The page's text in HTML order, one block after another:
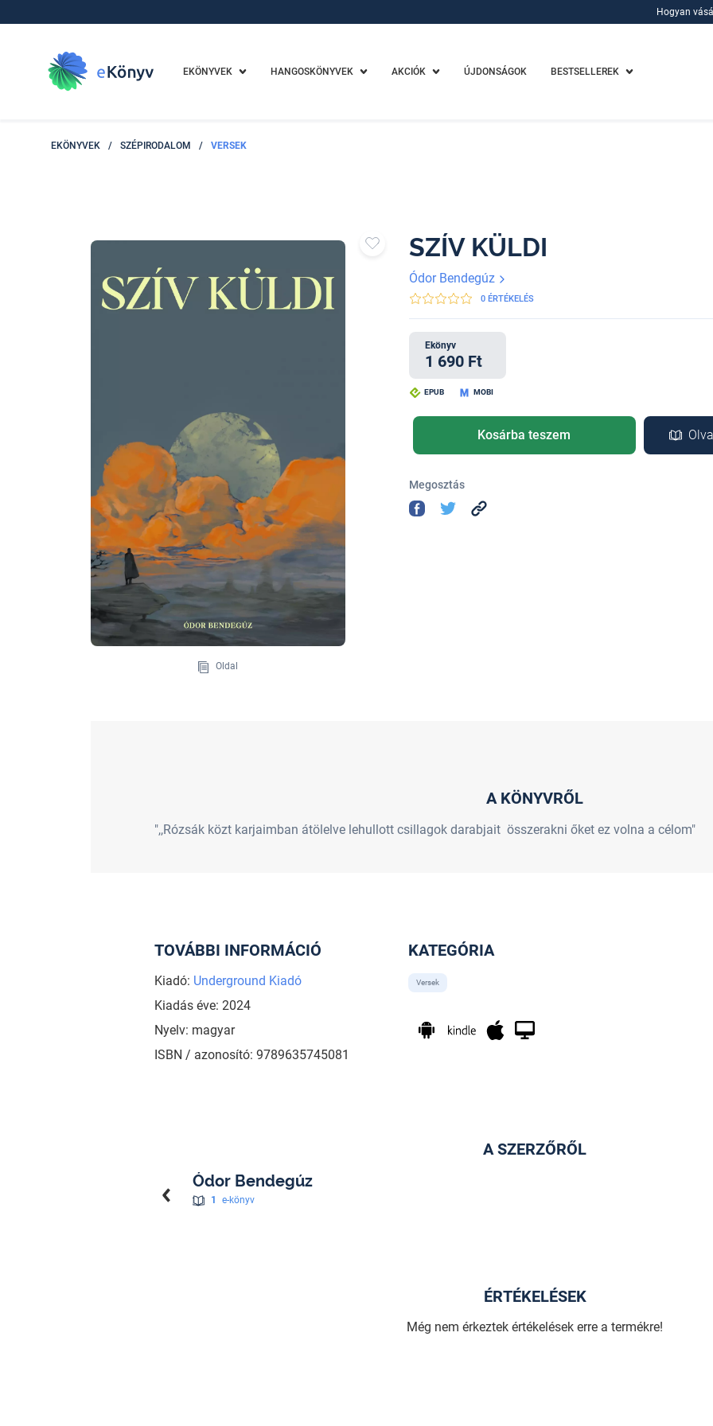
Hogyan
EKÖNYVEK HANGOSKÖNYVEK AKCIÓK ÚJDONSÁGOK BESTSELLEREK
EKÖNYVEK / SZÉPIRODALOM / VERSEK
Oldal
SZÍV KÜLDI
Ódor Bendegúz
0 ÉRTÉKELÉS
Ekönyv
1 690 Ft
EPUB MOBI
Kosárba teszem
Megosztás
A KÖNYVRŐL
",,Rózsák közt karjaimban átölelve lehullott csillagok darabjait összerakni őket ez volna a célom"
TOVÁBBI INFORMÁCIÓ
Kiadó: Underground Kiadó
Kiadás éve: 2024
Nyelv: magyar
ISBN / azonosító: 9789635745081
KATEGÓRIA
Versek
A SZERZŐRŐL
Ódor Bendegúz
1 e-könyv
ÉRTÉKELÉSEK
Még nem érkeztek értékelések erre a termékre!